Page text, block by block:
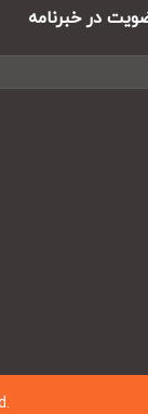
در خبرنامه